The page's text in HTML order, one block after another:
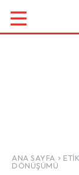
ANA SAYFA
DÖNÜŞÜMÜ